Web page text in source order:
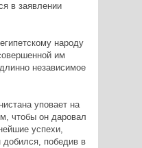
в заявлении
народу
им
независимое
уповает на
чтобы он даровал
успехи,
победив в